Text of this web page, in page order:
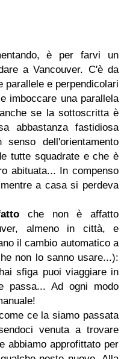
è per farvi un
a Vancouver. C'è da
parallele e perpendicolari
imboccare una parallela
se la sottoscritta è
abbastanza fastidiosa
dell'orientamento
tutte squadrate e che è
abituata... In compenso
a casa si perdeva
che non è affatto
almeno in città, e
il cambio automatico a
non lo sanno usare...):
sfiga puoi viaggiare in
passa... Ad ogni modo
ce la siamo passata
venuta a trovare
abbiamo approfittato per